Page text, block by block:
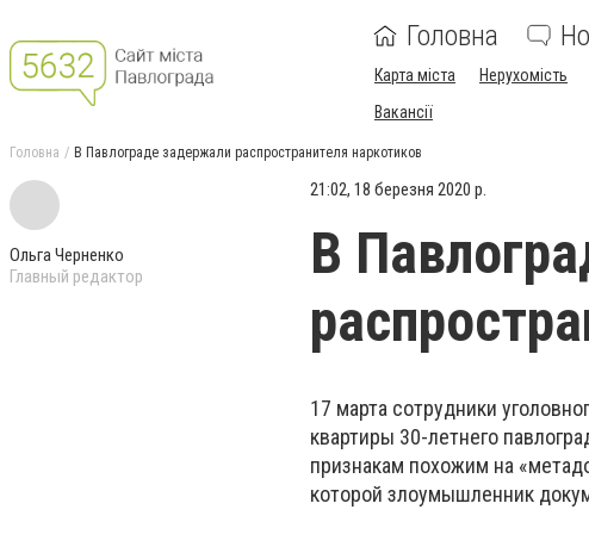
Головна
Карта міста Нерухомість
Вакансії
Головна В Павлограде задержали распространителя наркотиков
Ольга Черненко
Главный редактор
21:02, 18 березня 2020 р.
В
17 марта сотрудники
квартиры 30-летнего
признакам похожим на
которой злоумышленник